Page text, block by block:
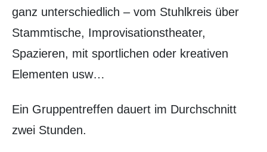
ganz unterschiedlich – vom Stuhlkreis über
Stammtische, Improvisationstheater,
Spazieren, mit sportlichen oder kreativen
Elementen usw…
Ein Gruppentreffen dauert im Durchschnitt
zwei Stunden.